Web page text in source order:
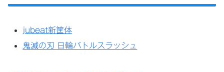
jubeat新筐体
鬼滅の刃 日輪バトルスラッシュ